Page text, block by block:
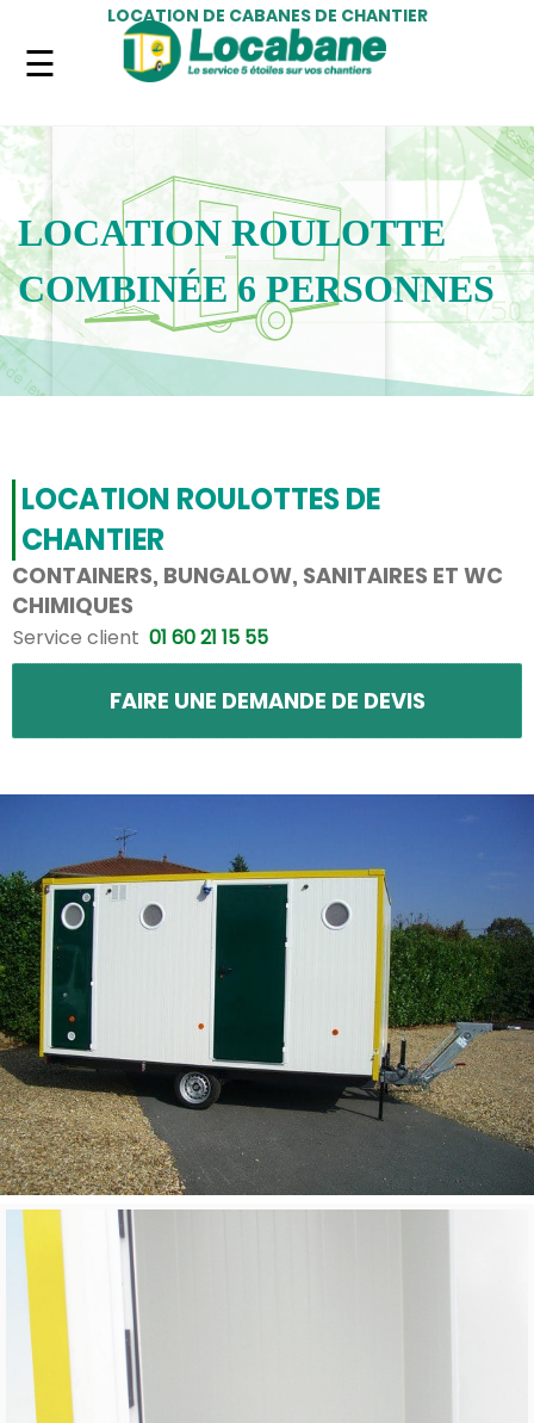
LOCATION DE CABANES DE CHANTIER
LOCATION ROULOTTE
COMBINÉE 6 PERSONNES
LOCATION ROULOTTES DE
CHANTIER
CONTAINERS, BUNGALOW, SANITAIRES ET WC
CHIMIQUES
Service client 01 60 21 15 55
FAIRE UNE DEMANDE DE DEVIS